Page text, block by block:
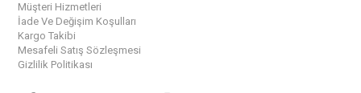
Müşteri Hizmetleri
İade Ve Değişim Koşulları
Kargo Takibi
Mesafeli Satış Sözleşmesi
Gizlilik Politikası